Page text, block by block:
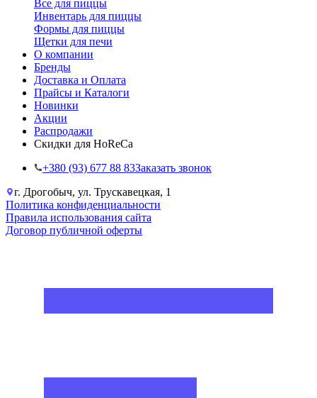
Все для пиццы
Инвентарь для пиццы
Формы для пиццы
Щетки для печи
О компании
Бренды
Доставка и Оплата
Прайсы и Каталоги
Новинки
Акции
Распродажи
Скидки для HoReCa
+38‎0 (93) 677 88 83Заказать звонок
г. Дрогобыч, ул. Трускавецкая, 1
Политика конфиденциальности
Правила использования сайта
Договор публичной оферты